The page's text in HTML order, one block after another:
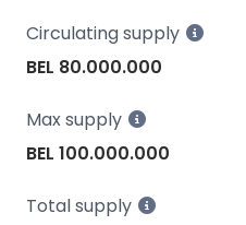
Circulating supply
BEL 80.000.000
Max supply
BEL 100.000.000
Total supply